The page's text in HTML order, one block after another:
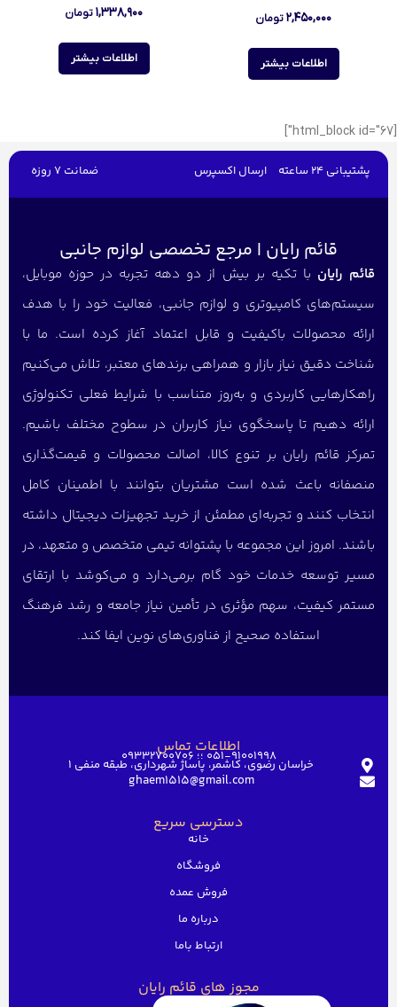
۲,۴۵۰,۰۰۰تومان
اطلاعات بیشتر
۱,۳۳۸,۹۰۰تومان
اطلاعات بیشتر
[html_block id="67"]
پشتیبانی 24 ساعته ارسال اکسپرس ضمانت 7 روزه
قائم رایان | مرجع تخصصی لوازم جانبی
قائم رایان با تکیه بر بیش از دو دهه تجربه در حوزه موبایل،
سیستم‌های کامپیوتری و لوازم جانبی، فعالیت خود را با هدف
ارائه محصولات باکیفیت و قابل اعتماد آغاز کرده است. ما با
شناخت دقیق نیاز بازار و همراهی برندهای معتبر، تلاش می‌کنیم
راهکارهایی کاربردی و به‌روز متناسب با شرایط فعلی تکنولوژی
ارائه دهیم تا پاسخگوی نیاز کاربران در سطوح مختلف باشیم.
تمرکز قائم رایان بر تنوع کالا، اصالت محصولات و قیمت‌گذاری
منصفانه باعث شده است مشتریان بتوانند با اطمینان کامل
انتخاب کنند و تجربه‌ای مطمئن از خرید تجهیزات دیجیتال داشته
باشند. امروز این مجموعه با پشتوانه تیمی متخصص و متعهد، در
مسیر توسعه خدمات خود گام برمی‌دارد و می‌کوشد با ارتقای
مستمر کیفیت، سهم مؤثری در تأمین نیاز جامعه و رشد فرهنگ
استفاده صحیح از فناوری‌های نوین ایفا کند.
اطلاعات تماس051-91001998 ؛؛ 09332700706
خراسان رضوی، کاشمر، پاساژ شهرداری، طبقه منفی ۱
ghaem1515@gmail.com
دسترسی سریع
خانه
فروشگاه
فروش عمده
درباره ما
ارتباط باما
مجوز های قائم رایان